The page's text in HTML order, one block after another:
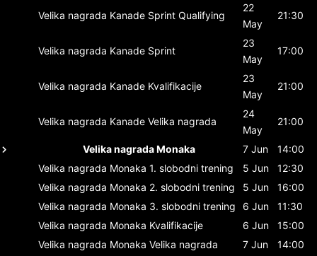
Velika nagrada Kanade Sprint Qualifying
22
May
21:30
Velika nagrada Kanade Sprint
23
May
17:00
Velika nagrada Kanade Kvalifikacije
23
May
21:00
Velika nagrada Kanade Velika nagrada
24
May
21:00
Velika nagrada Monaka 7 Jun
14:00
Velika nagrada Monaka 1. slobodni trening 5 Jun
12:30
Velika nagrada Monaka 2. slobodni trening 5 Jun
16:00
Velika nagrada Monaka 3. slobodni trening 6 Jun
11:30
Velika nagrada Monaka Kvalifikacije 6 Jun
15:00
Velika nagrada Monaka Velika nagrada 7 Jun
14:00